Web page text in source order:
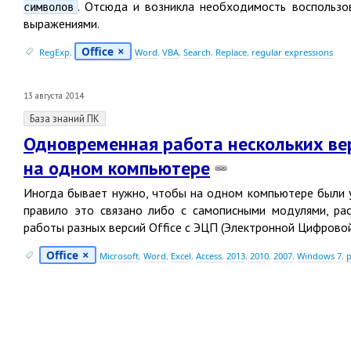
символов . Отсюда и возникла необходимость
выражениями.
RegExp, Office Word, VBA, Search, Replace, regular expressions
13 августа 2014
База знаний ПК
Одновременная работа нескольких
на одном компьютере
Иногда бывает нужно, чтобы на одном компьютере были
правило это связано либо с самописными модулями,
работы разных версий Office с ЭЦП (Электронной
Office Microsoft, Word, Excel, Access, 2013, 2010, 2007, Windows 7,